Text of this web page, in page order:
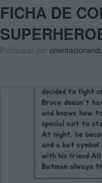
FICHA DE
Publicado por